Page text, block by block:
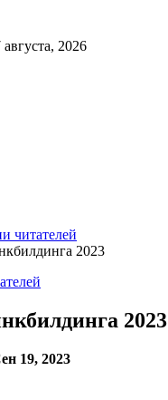
2026
читателей
2023
2023
19, 2023